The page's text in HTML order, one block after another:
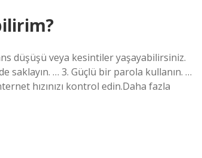
düşüşü veya kesintiler yaşayabilirsiniz.
… 3. Güçlü bir parola kullanın. …
hızınızı kontrol edin.Daha fazla